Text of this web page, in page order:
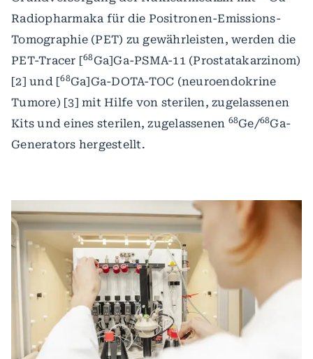
Radiopharmaka für die Positronen-Emissions-
Tomographie (PET) zu gewährleisten, werden die
PET-Tracer [68Ga]Ga-PSMA-11 (Prostatakarzinom)
[2] und [68Ga]Ga-DOTA-TOC (neuroendokrine
Tumore) [3] mit Hilfe von sterilen, zugelassenen
Kits und eines sterilen, zugelassenen 68Ge/68Ga-
Generators hergestellt.